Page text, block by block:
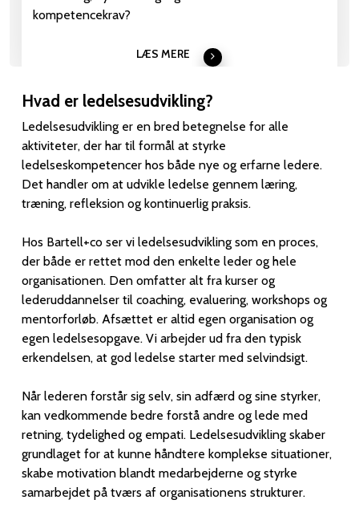
kompetencekrav?
LÆS MERE
Hvad er ledelsesudvikling?
Ledelsesudvikling er en bred betegnelse for alle
aktiviteter, der har til formål at styrke
ledelseskompetencer hos både nye og erfarne ledere.
Det handler om at udvikle ledelse gennem læring,
træning, refleksion og kontinuerlig praksis.
Hos Bartell+co ser vi ledelsesudvikling som en proces,
der både er rettet mod den enkelte leder og hele
organisationen. Den omfatter alt fra kurser og
lederuddannelser til coaching, evaluering, workshops og
mentorforløb. Afsættet er altid egen organisation og
egen ledelsesopgave. Vi arbejder ud fra den typisk
erkendelsen, at god ledelse starter med selvindsigt.
Når lederen forstår sig selv, sin adfærd og sine styrker,
kan vedkommende bedre forstå andre og lede med
retning, tydelighed og empati. Ledelsesudvikling skaber
grundlaget for at kunne håndtere komplekse situationer,
skabe motivation blandt medarbejderne og styrke
samarbejdet på tværs af organisationens strukturer.